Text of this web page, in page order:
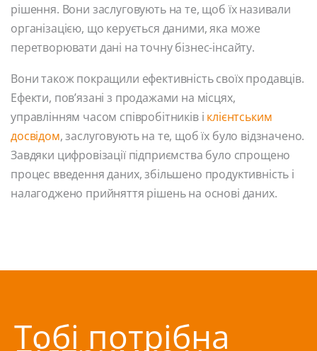
рішення. Вони заслуговують на те, щоб їх називали
організацією, що керується даними, яка може
перетворювати дані на точну бізнес-інсайту.
Вони також покращили ефективність своїх продавців.
Ефекти, пов’язані з продажами на місцях,
управлінням часом співробітників і клієнтським
досвідом, заслуговують на те, щоб їх було відзначено.
Завдяки цифровізації підприємства було спрощено
процес введення даних, збільшено продуктивність і
налагоджено прийняття рішень на основі даних.
Тобі потрібна